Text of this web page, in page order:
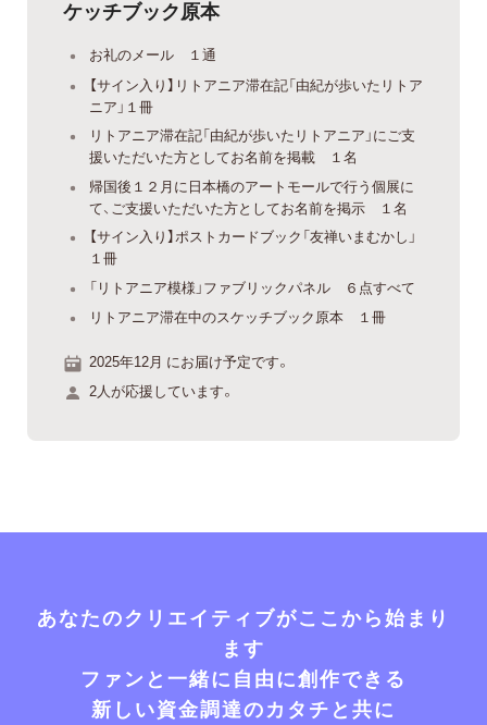
ケッチブック原本
お礼のメール １通
【サイン入り】リトアニア滞在記「由紀が歩いたリトア
ニア」１冊
リトアニア滞在記「由紀が歩いたリトアニア」にご支
援いただいた方としてお名前を掲載 １名
帰国後１２月に日本橋のアートモールで行う個展に
て、ご支援いただいた方としてお名前を掲示 １名
【サイン入り】ポストカードブック「友禅いまむかし」
１冊
「リトアニア模様」ファブリックパネル ６点すべて
リトアニア滞在中のスケッチブック原本 １冊
2025年12月 にお届け予定です。
2人が応援しています。
あなたのクリエイティブがここから始まり
ます
ファンと一緒に自由に創作できる
新しい資金調達のカタチと共に